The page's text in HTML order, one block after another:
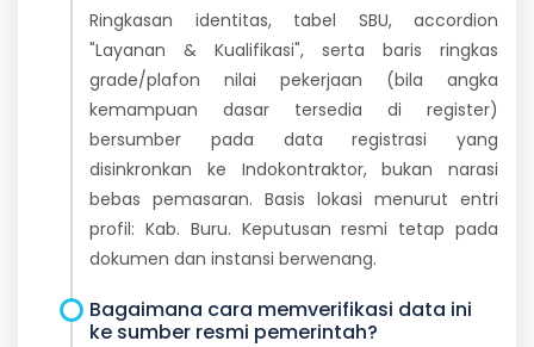
Ringkasan identitas, tabel SBU, accordion
"Layanan & Kualifikasi", serta baris ringkas
grade/plafon nilai pekerjaan (bila angka
kemampuan dasar tersedia di register)
bersumber pada data registrasi yang
disinkronkan ke Indokontraktor, bukan narasi
bebas pemasaran. Basis lokasi menurut entri
profil: Kab. Buru. Keputusan resmi tetap pada
dokumen dan instansi berwenang.
Bagaimana cara memverifikasi data ini
ke sumber resmi pemerintah?